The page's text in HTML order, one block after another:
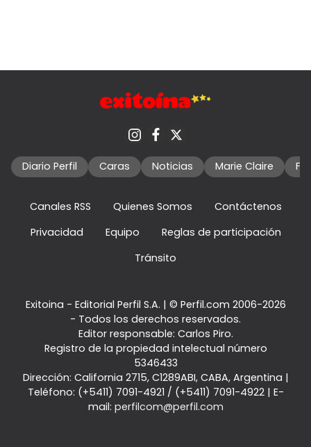
Diario Perfil Caras Noticias Marie Claire
Canales RSS Quienes Somos
Contáctenos
Privacidad
Equipo
Reglas de participación
Tránsito
Exitoina - Editorial Perfil S.A. | © Perfil.com 2006-2026
- Todos los derechos reservados.
Editor responsable: Carlos Piro.
Registro de la propiedad intelectual número
5346433
Dirección: California 2715, C1289ABI, CABA, Argentina |
Teléfono: (+5411) 7091-4921 / (+5411) 7091-4922| E-
mail: perfilcom@perfil.com